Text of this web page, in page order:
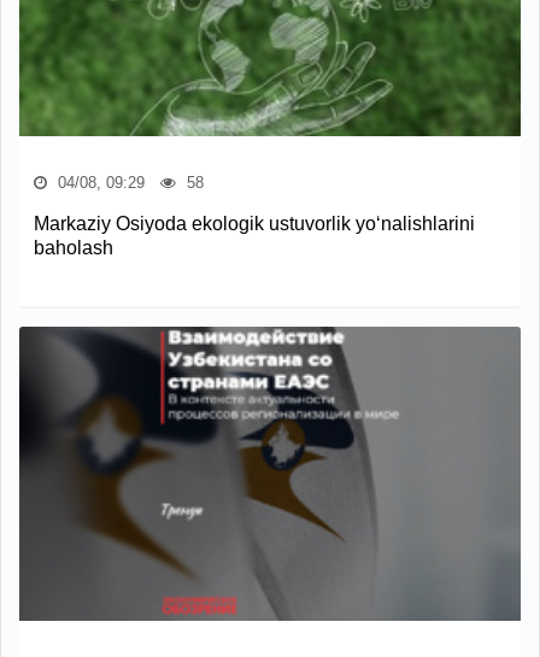
04/08, 09:29 58
Markaziy Osiyoda ekologik ustuvorlik yo‘nalishlarini
baholash